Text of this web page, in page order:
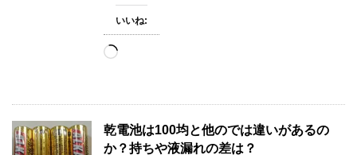
いいね:
読
み
乾電池は100均と他のでは違いがあるの
か？持ちや液漏れの差は？